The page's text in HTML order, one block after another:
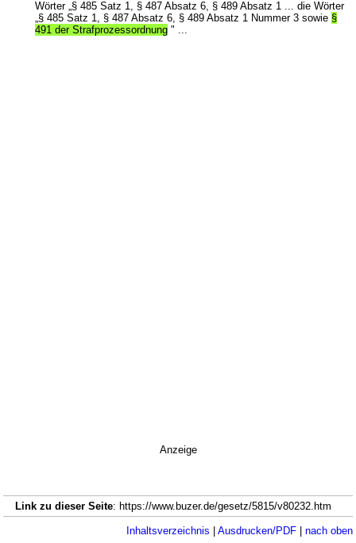
Wörter „§ 485 Satz 1, § 487 Absatz 6, § 489 Absatz 1 ... die Wörter
„§ 485 Satz 1, § 487 Absatz 6, § 489 Absatz 1 Nummer 3 sowie §
491 der Strafprozessordnung " ...
Anzeige
Link zu dieser Seite: https://www.buzer.de/gesetz/5815/v80232.htm
Inhaltsverzeichnis | Ausdrucken/PDF| nach oben